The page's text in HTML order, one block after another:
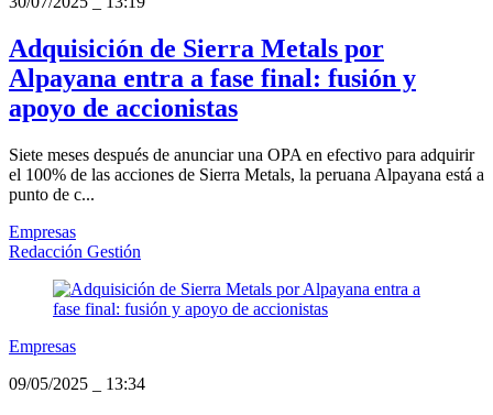
Adquisición de Sierra Metals por
Alpayana entra a fase final: fusión y
apoyo de accionistas
Siete meses después de anunciar una OPA en efectivo para adquirir
el 100% de las acciones de Sierra Metals, la peruana Alpayana está a
punto de c...
Empresas
Redacción Gestión
Empresas
09/05/2025
13:34